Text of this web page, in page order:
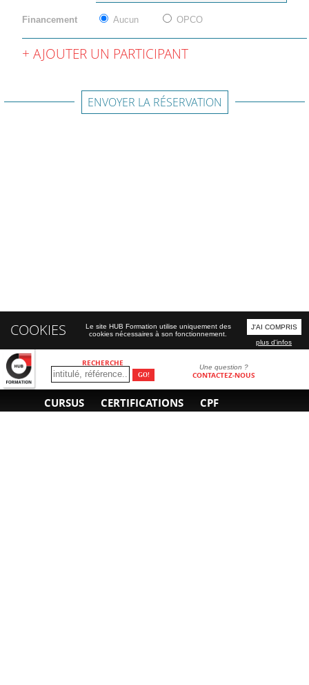
RECHERCHE Une question ?
CONTACTEZ-NOUS
CURSUS CERTIFICATIONS CPF
Financement Aucun OPCO
AJOUTER UN PARTICIPANT
ENVOYER LA RÉSERVATION
COOKIES
Le site HUB Formation utilise uniquement des
cookies nécessaires à son fonctionnement.
J'AI COMPRIS
plus d'infos